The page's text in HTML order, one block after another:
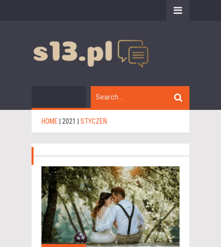
HOME 2021 STYCZEŃ